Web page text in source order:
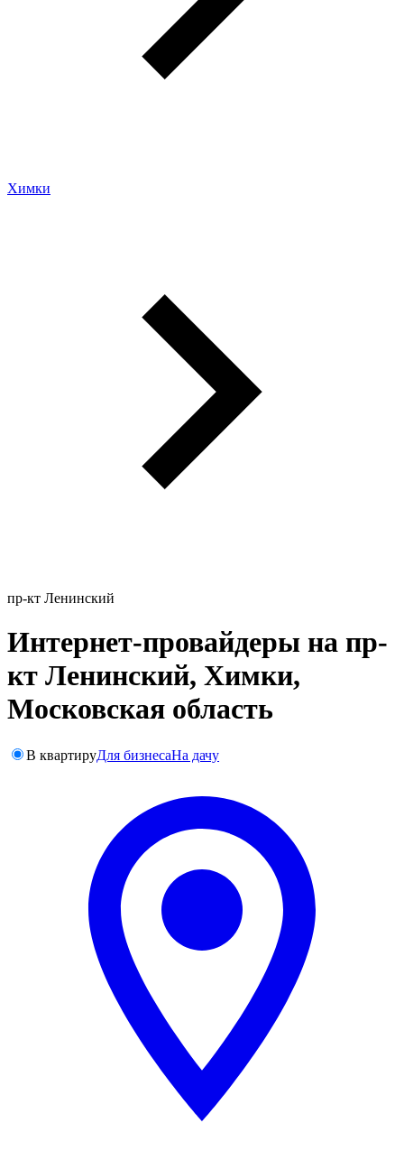
Химки
пр-кт Ленинский
Интернет-провайдеры на пр-
кт Ленинский, Химки,
Московская область
В квартируДля бизнесаНа дачу